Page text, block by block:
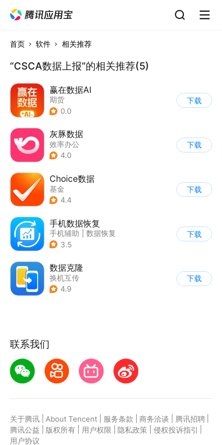
首页 软件 相关推荐
“CSCA数据上报”的相关推荐(5)
赢在数据AI
期货
0.0
下载
灰豚数据
效率办公
4.0
下载
Choice数据
基金
4.4
下载
手机数据恢复
手机辅助
数据恢复
3.5
下载
数据克隆
换机互传
4.9
下载
联系我们
关于腾讯 About Tencent 服务条款 商务洽谈 腾讯招聘
腾讯公益
版权所有 用户权限 隐私政策 侵权投诉指引
用户协议